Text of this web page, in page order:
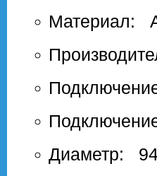
Материал:
Диаметр: